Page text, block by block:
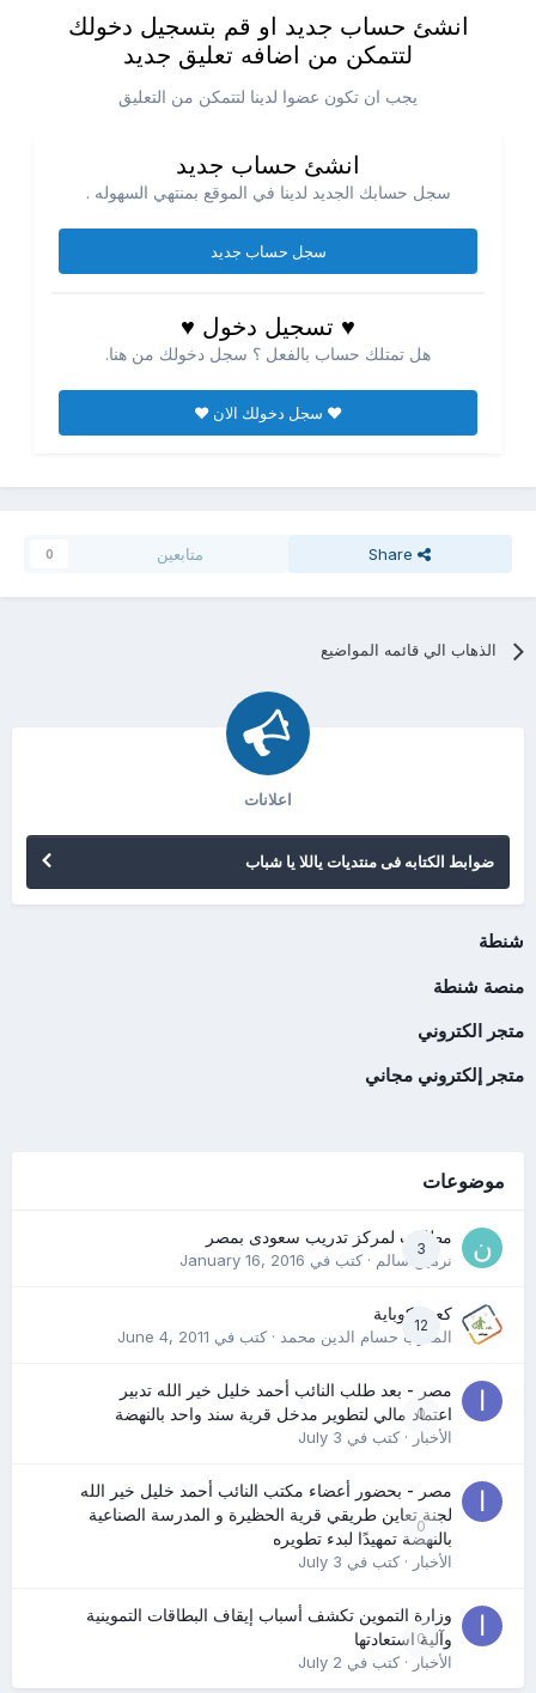
انشئ حساب جديد او قم بتسجيل دخولك
لتتمكن من اضافه تعليق جديد
يجب ان تكون عضوا لدينا لتتمكن من التعليق
انشئ حساب جديد
سجل حسابك الجديد لدينا في الموقع بمنتهي السهوله .
سجل حساب جديد
♥ تسجيل دخول ♥
هل تمتلك حساب بالفعل ؟ سجل دخولك من هنا.
♥ سجل دخولك الان ♥
Share متابعين 0
الذهاب الي قائمه المواضيع
اعلانات
ضوابط الكتابه فى منتديات ياللا يا شباب
شنطة
منصة شنطة
متجر الكتروني
متجر إلكتروني مجاني
موضوعات
3
مطلوب لمركز تدريب سعودى بمصر
نرمين سالم· كتب في January 16, 2016
12
كعب كوباية
المدرب حسام الدين محمد· كتب في June 4, 2011
0
مصر - بعد طلب النائب أحمد خليل خير الله تدبير
اعتماد مالي لتطوير مدخل قرية سند واحد بالنهضة
الأخبار· كتب في July 3
0
مصر - بحضور أعضاء مكتب النائب أحمد خليل خير الله
لجنة تعاين طريقي قرية الحظيرة و المدرسة الصناعية
بالنهضة تمهيدًا لبدء تطويره
الأخبار· كتب في July 3
0
وزارة التموين تكشف أسباب إيقاف البطاقات التموينية
وآلية استعادتها
الأخبار· كتب في July 2